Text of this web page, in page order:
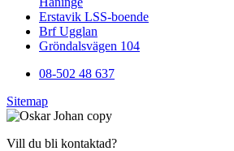
Erstavik LSS-boende
Brf Ugglan
Gröndalsvägen 104
08-502 48 637
Sitemap
Vill du bli kontaktad?